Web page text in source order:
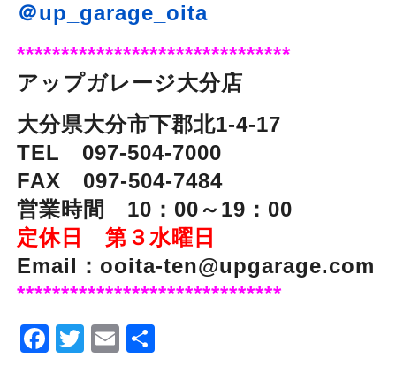
＠up_garage_oita
*******************************
アップガレージ大分店
大分県大分市下郡北1-4-17
TEL 097-504-7000
FAX 097-504-7484
営業時間 10：00～19：00
定休日 第３水曜日
Email：ooita-ten@upgarage.com
******************************
Facebook
Twitter
EmailShare